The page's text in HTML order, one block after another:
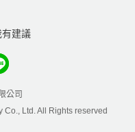
有建議
公司
Ltd. All Rights reserved